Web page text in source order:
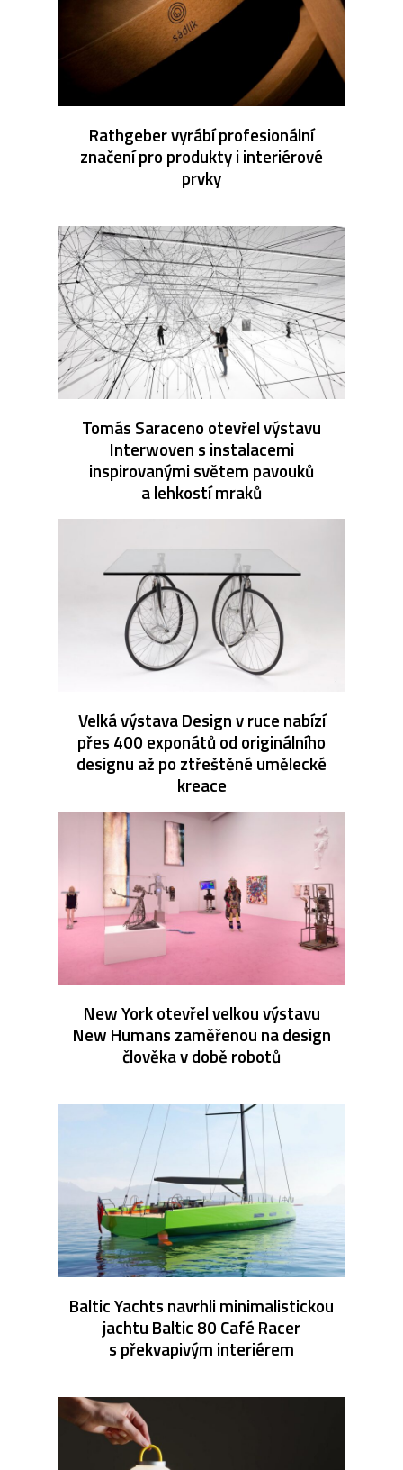
Rathgeber vyrábí profesionální
značení pro produkty i interiérové
prvky
Tomás Saraceno otevřel výstavu
Interwoven s instalacemi
inspirovanými světem pavouků
a lehkostí mraků
Velká výstava Design v ruce nabízí
přes 400 exponátů od originálního
designu až po ztřeštěné umělecké
kreace
New York otevřel velkou výstavu
New Humans zaměřenou na design
člověka v době robotů
Baltic Yachts navrhli minimalistickou
jachtu Baltic 80 Café Racer
s překvapivým interiérem